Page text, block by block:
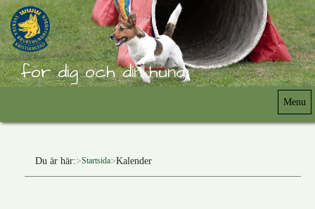
för dig och din hund
Menu
Du är här: Startsida Kalender